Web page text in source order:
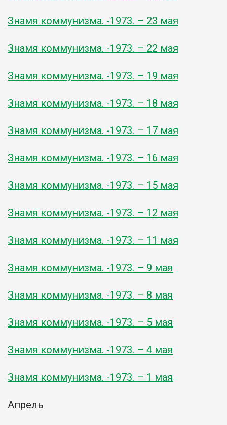
Знамя коммунизма. -1973. – 23 мая
Знамя коммунизма. -1973. – 22 мая
Знамя коммунизма. -1973. – 19 мая
Знамя коммунизма. -1973. – 18 мая
Знамя коммунизма. -1973. – 17 мая
Знамя коммунизма. -1973. – 16 мая
Знамя коммунизма. -1973. – 15 мая
Знамя коммунизма. -1973. – 12 мая
Знамя коммунизма. -1973. – 11 мая
Знамя коммунизма. -1973. – 9 мая
Знамя коммунизма. -1973. – 8 мая
Знамя коммунизма. -1973. – 5 мая
Знамя коммунизма. -1973. – 4 мая
Знамя коммунизма. -1973. – 1 мая
Апрель